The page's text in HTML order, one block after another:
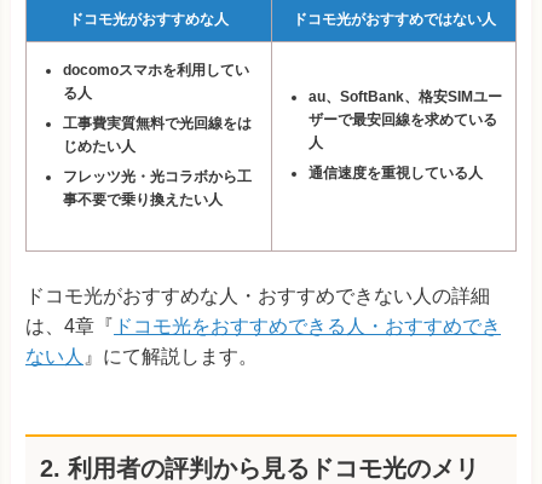
ドコモ光がおすすめな人 ドコモ光がおすすめではない人
docomoスマホを利用してい
る人
工事費実質無料で光回線をは
じめたい人
フレッツ光・光コラボから工
事不要で乗り換えたい人
au、SoftBank、格安SIMユー
ザーで最安回線を求めている
人
通信速度を重視している人
ドコモ光がおすすめな人・おすすめできない人の詳細
は、4章『
ドコモ光をおすすめできる人・おすすめでき
ない人 』にて解説します。
2. 利用者の評判から見るドコモ光のメリ